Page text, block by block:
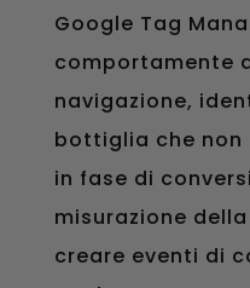
Google Tag
comportamente
navigazione,
bottiglia che non
in fase di
misurazione
creare eventi di